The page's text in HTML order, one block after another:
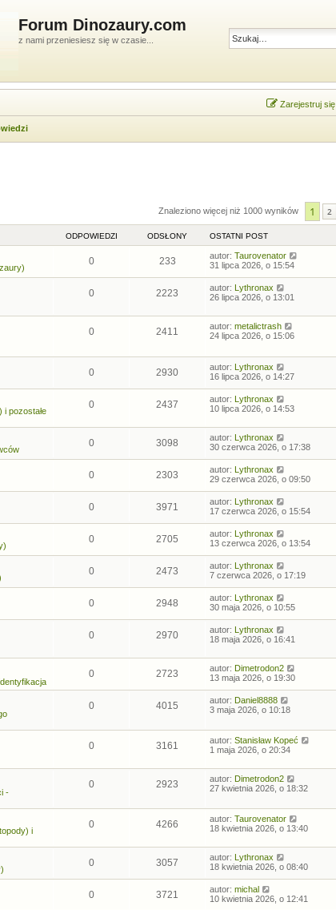
Forum Dinozaury.com
z nami przeniesiesz się w czasie...
Zarejestruj się
Znaleziono więcej niż 1000 wyników 1 2
ODPOWIEDZI ODSŁONY OSTATNI POST
0 233 autor: Taurovenator
31 lipca 2026, o 15:54
0 2223 autor: Lythronax
26 lipca 2026, o 13:01
0 2411 autor: metalictrash
24 lipca 2026, o 15:06
0 2930 autor: Lythronax
16 lipca 2026, o 14:27
i pozostałe
0 2437 autor: Lythronax
10 lipca 2026, o 14:53
0 3098 autor: Lythronax
30 czerwca 2026, o 17:38
0 2303 autor: Lythronax
29 czerwca 2026, o 09:50
0 3971 autor: Lythronax
17 czerwca 2026, o 15:54
0 2705 autor: Lythronax
13 czerwca 2026, o 13:54
0 2473 autor: Lythronax
7 czerwca 2026, o 17:19
0 2948 autor: Lythronax
30 maja 2026, o 10:55
0 2970 autor: Lythronax
18 maja 2026, o 16:41
0 2723 autor: Dimetrodon2
13 maja 2026, o 19:30
0 4015 autor: Daniel8888
3 maja 2026, o 10:18
0 3161 autor: Stanisław Kopeć
1 maja 2026, o 20:34
-
0 2923 autor: Dimetrodon2
27 kwietnia 2026, o 18:32
i
0 4266 autor: Taurovenator
18 kwietnia 2026, o 13:40
0 3057 autor: Lythronax
18 kwietnia 2026, o 08:40
0 3721 autor: michal
10 kwietnia 2026, o 12:41